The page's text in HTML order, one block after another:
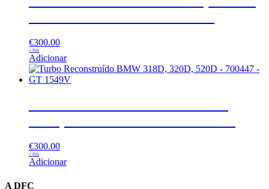
€300.00
+ IVA
Adicionar
€300.00
+ IVA
Adicionar
A DFC